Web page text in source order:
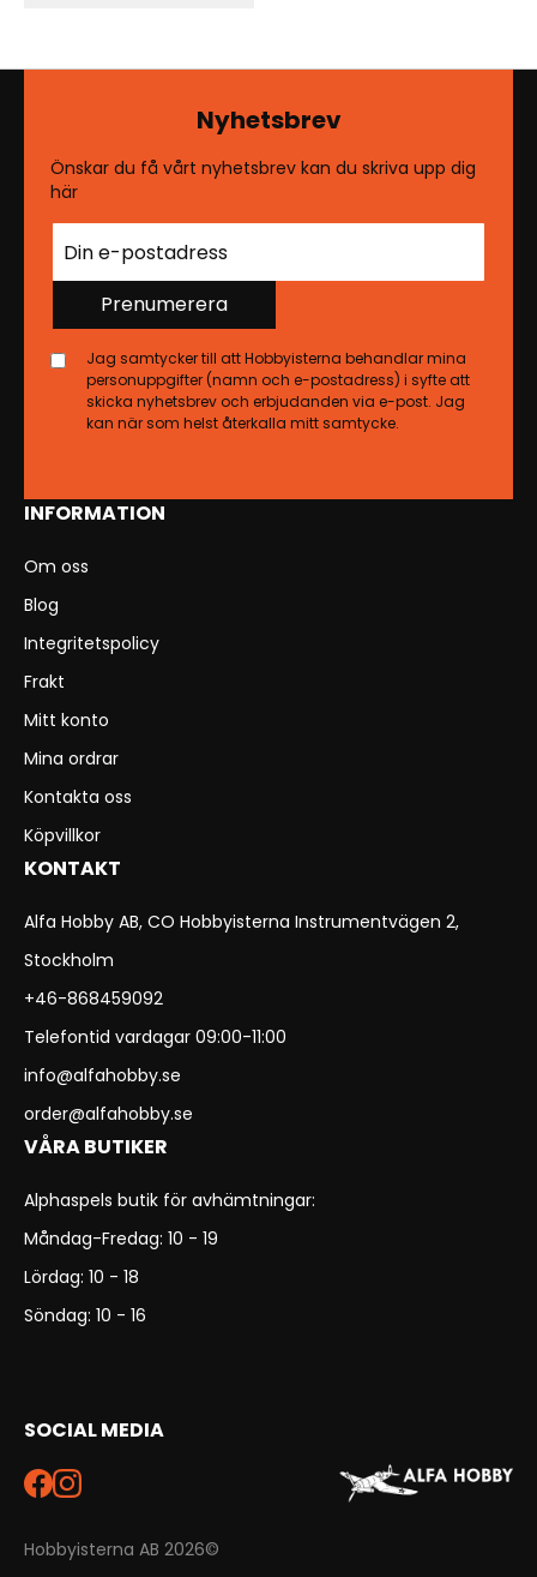
INFORMATION
Om oss
Blog
Integritetspolicy
Frakt
Mitt konto
Mina ordrar
Kontakta oss
Köpvillkor
KONTAKT
Alfa Hobby AB, CO Hobbyisterna Instrumentvägen 2,
Stockholm
+46-868459092
Telefontid vardagar 09:00-11:00
info@alfahobby.se
order@alfahobby.se
VÅRA BUTIKER
Alphaspels butik för avhämtningar:
Måndag-Fredag: 10 - 19
Lördag: 10 - 18
Söndag: 10 - 16
SOCIAL MEDIA
Nyhetsbrev
Önskar du få vårt nyhetsbrev kan du skriva upp dig
här
Prenumerera
Jag samtycker till att Hobbyisterna behandlar mina
personuppgifter (namn och e-postadress) i syfte att
skicka nyhetsbrev och erbjudanden via e-post. Jag
kan när som helst återkalla mitt samtycke.
Hobbyisterna AB 2026©